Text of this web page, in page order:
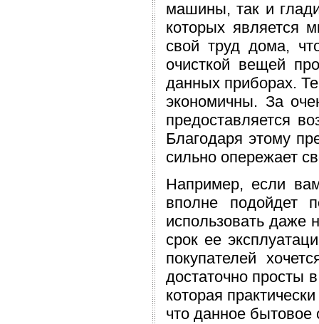
машины, так и
которых является
свой труд дома,
очисткой вещей
данных приборах.
экономичны. За
предоставляется
Благодаря этому
сильно опережает
Например, если
вполне подойдет
использовать даже
срок ее
покупателей
достаточно просты
которая
что данное